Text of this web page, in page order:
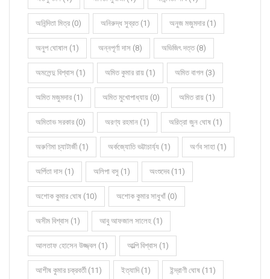
অনিন্দিতা মিত্র (0) অনিরুদ্ধ সুব্রত (1) অনুজ মজুমদার (1)
অনুপ ঘোষাল (1) অন্নপূর্ণা দাস (8) অভিজিৎ দত্ত (8)
অমলেন্দু বিশ্বাস (1) অমিত কুমার রায় (1) অমিত বাগল (3)
অমিত মজুমদার (1) অমিত মুখোপাধ্যায় (0) অমিত রায় (1)
অমিতাভ সরকার (0) অরণ্য রহমান (1) অরিত্রা জুন ঘোষ (1)
অরুণিমা চ্যাটার্জী (1) অর্কজ্যোতি ভট্টাচার্য্য (1) অর্ণব সাহা (1)
অর্পিতা দাস (1) অলিপা বসু (1) অংশুদেব (11)
অশোক কুমার ঘোষ (10) অশোক কুমার সাধুখাঁ (0)
অসীম বিশ্বাস (1) আবু আফজাল সালেহ (1)
আলতাফ হোসেন উজ্জ্বল (1) আল্পি বিশ্বাস (1)
আশীষ কুমার চক্রবর্তী (11) ইত্যাদি (1) ইন্দ্রাণী ঘোষ (11)